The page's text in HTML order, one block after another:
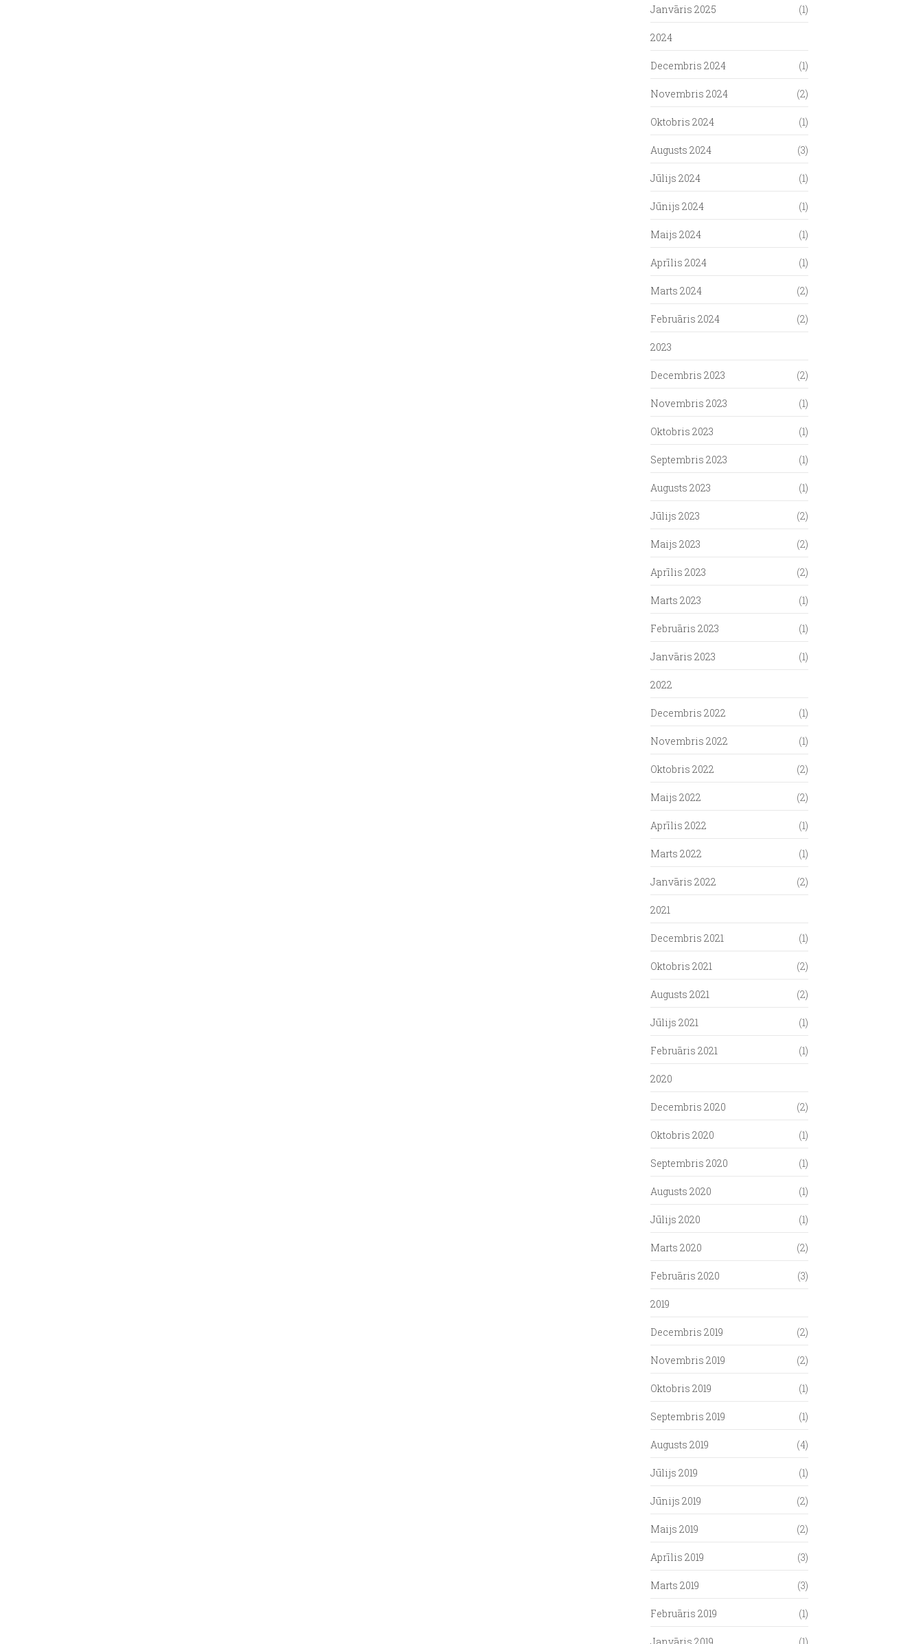
Janvāris 2025 (1)
2024
Decembris 2024 (1)
Novembris 2024 (2)
Oktobris 2024 (1)
Augusts 2024 (3)
Jūlijs 2024 (1)
Jūnijs 2024 (1)
Maijs 2024 (1)
Aprīlis 2024 (1)
Marts 2024 (2)
Februāris 2024 (2)
2023
Decembris 2023 (2)
Novembris 2023 (1)
Oktobris 2023 (1)
Septembris 2023 (1)
Augusts 2023 (1)
Jūlijs 2023 (2)
Maijs 2023 (2)
Aprīlis 2023 (2)
Marts 2023 (1)
Februāris 2023 (1)
Janvāris 2023 (1)
2022
Decembris 2022 (1)
Novembris 2022 (1)
Oktobris 2022 (2)
Maijs 2022 (2)
Aprīlis 2022 (1)
Marts 2022 (1)
Janvāris 2022 (2)
2021
Decembris 2021 (1)
Oktobris 2021 (2)
Augusts 2021 (2)
Jūlijs 2021 (1)
Februāris 2021 (1)
2020
Decembris 2020 (2)
Oktobris 2020 (1)
Septembris 2020 (1)
Augusts 2020 (1)
Jūlijs 2020 (1)
Marts 2020 (2)
Februāris 2020 (3)
2019
Decembris 2019 (2)
Novembris 2019 (2)
Oktobris 2019 (1)
Septembris 2019 (1)
Augusts 2019 (4)
Jūlijs 2019 (1)
Jūnijs 2019 (2)
Maijs 2019 (2)
Aprīlis 2019 (3)
Marts 2019 (3)
Februāris 2019 (1)